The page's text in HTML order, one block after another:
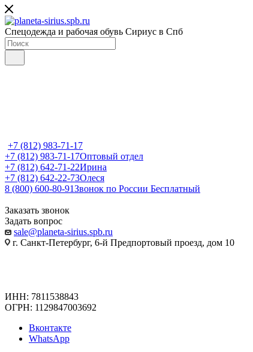
Спецодежда и рабочая обувь Сириус в Спб
+7 (812) 983-71-17
+7 (812) 983-71-17Оптовый отдел
+7 (812) 642-71-22Ирина
+7 (812) 642-22-73Олеся
8 (800) 600-80-91Звонок по России Бесплатный
Заказать звонок
Задать вопрос
sale@planeta-sirius.spb.ru
г. Санкт-Петербург, 6-й Предпортовый проезд, дом 10
ИНН: 7811538843
ОГРН: 1129847003692
Вконтакте
WhatsApp